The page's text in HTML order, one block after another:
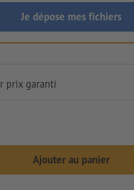
Je dépose mes fichiers
prix garanti
Ajouter au panier